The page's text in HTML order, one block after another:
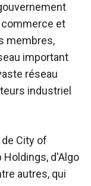
et
membres,
important
réseau
industriel
City of
Holdings, d'Algo
autres, qui